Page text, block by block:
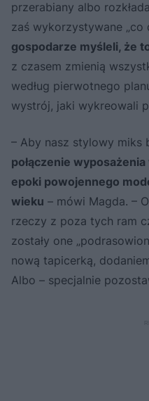
przerabiany albo
zaś wykorzystywane „co
gospodarze myśleli, że
z czasem zmienią
według pierwotnego
wystrój, jaki wykreowali
– Aby nasz stylowy miks
połączenie
epoki powojennego
wieku – mówi Magda. –
rzeczy z poza tych ram
zostały one
nową tapicerką,
Albo – specjalnie